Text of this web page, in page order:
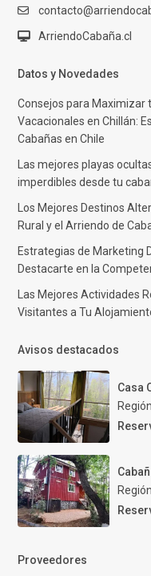
ArriendoCabaña.cl
Datos y Novedades
Consejos para Maximizar
Vacacionales en Chillán:
Cabañas en Chile
Las mejores playas
imperdibles desde tu
Los Mejores Destinos
Rural y el Arriendo de
Estrategias de Marketing
Destacarte en la
Las Mejores Actividades
Visitantes a Tu
Avisos destacados
Casa
Proveedores